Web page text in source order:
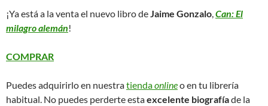
¡Ya está a la venta el nuevo libro deJaime Gonzalo,Can: El
milagro alemán!
COMPRAR
Puedes adquirirlo en nuestratiendaonlineo en tu librería
habitual. No puedes perderte estaexcelente biografíade la